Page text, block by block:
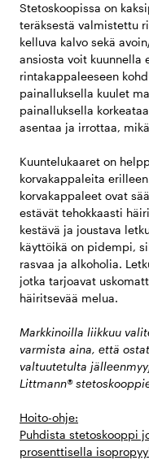
Stetoskoopissa on
teräksestä valmistettu
kelluva kalvo sekä
ansiosta voit kuunnella
rintakappaleeseen
painalluksella kuulet
painalluksella
asentaa ja irrottaa,
Kuuntelukaaret on
korvakappaleita
korvakappaleet ovat
estävät tehokkaasti
kestävä ja joustava
käyttöikä on pidempi,
rasvaa ja alkoholia.
jotka tarjoavat
häiritsevää melua.
Markkinoilla liikkuu
varmista aina, että
valtuutetulta
Littmann®
Hoito-ohje:
Puhdista stetoskooppi
prosenttisella